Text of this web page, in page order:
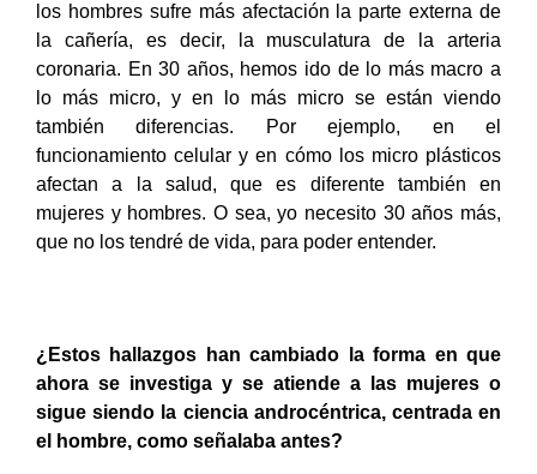
los hombres sufre más afectación la parte externa de
la cañería, es decir, la musculatura de la arteria
coronaria. En 30 años, hemos ido de lo más macro a
lo más micro, y en lo más micro se están viendo
también diferencias. Por ejemplo, en el
funcionamiento celular y en cómo los micro plásticos
afectan a la salud, que es diferente también en
mujeres y hombres. O sea, yo necesito 30 años más,
que no los tendré de vida, para poder entender.
¿Estos hallazgos han cambiado la forma en que
ahora se investiga y se atiende a las mujeres o
sigue siendo la ciencia androcéntrica, centrada en
el hombre, como señalaba antes?